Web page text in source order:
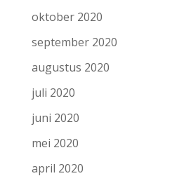
oktober 2020
september 2020
augustus 2020
juli 2020
juni 2020
mei 2020
april 2020